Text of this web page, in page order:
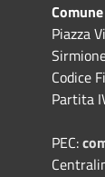
Piazza
Codice
Partita
PEC: